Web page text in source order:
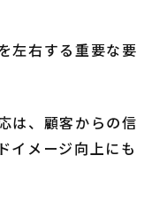
左右する重要な要
は、顧客からの信
イメージ向上にも